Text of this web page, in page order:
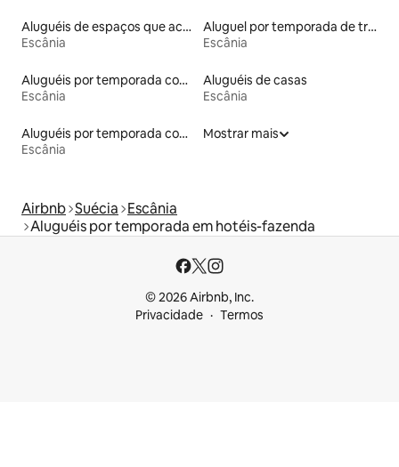
Aluguéis de espaços que aceitam animais de estimação
Escânia
Aluguel por temporada de trailers
Escânia
Aluguéis por temporada com acesso à praia
Escânia
Aluguéis de casas
Escânia
Aluguéis por temporada com banheira de hidromassagem
Escânia
Mostrar mais
Airbnb Suécia Escânia
Aluguéis por temporada em hotéis-fazenda
© 2026 Airbnb, Inc.
Privacidade
Termos